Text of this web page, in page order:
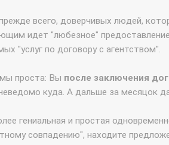
всего, доверчивых людей,
идет "любезное"
"услуг по договору с агентством".
проста: Вы после заключения
куда. А дальше за месяцок
гениальная и простая
совпадению", находите